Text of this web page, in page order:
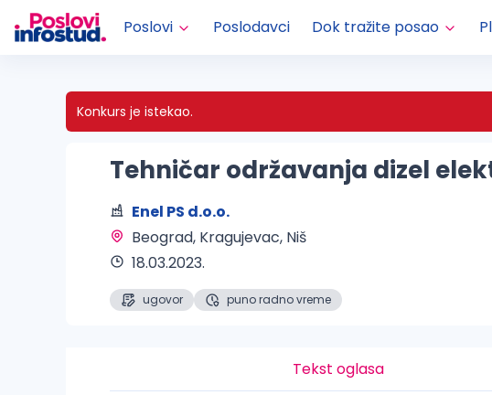
Poslovi Poslodavci Dok tražite posao
Konkurs je istekao.
Tehničar održavanja dizel
Enel PS d.o.o.
Beograd, Kragujevac, Niš
18.03.2023.
ugovor puno radno vreme
Tekst oglasa